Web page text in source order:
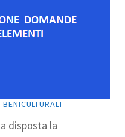
BENICULTURALI
disposta la